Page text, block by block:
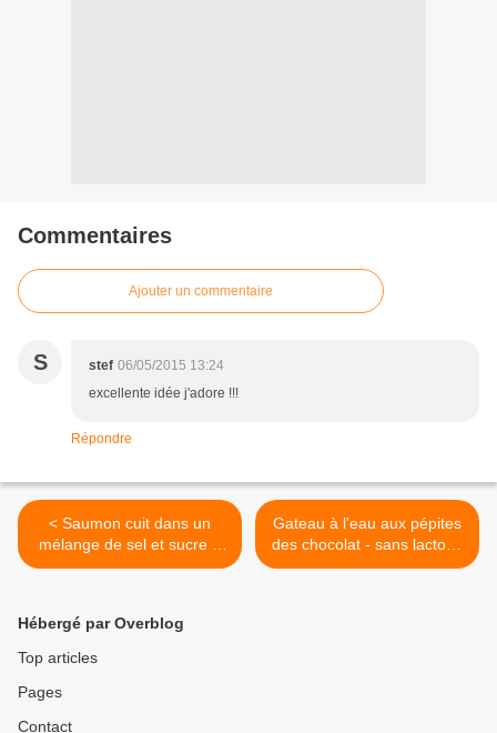
Commentaires
Ajouter un commentaire
S stef 06/05/2015 13:24
excellente idée j'adore !!!
Répondre
< Saumon cuit dans un
mélange de sel et sucre //
très facile à préparer !
Gateau à l'eau aux pépites
des chocolat - sans lactose
- sans oeuf, facile et
Hébergé par Overblog
Top articles
Pages
Contact